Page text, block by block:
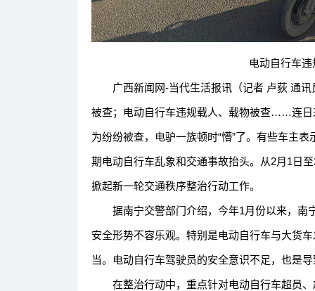
电动自行车违
广西新闻网-当代生活报讯（记者 卢荻 通讯
被查；电动自行车违规载人、载物被查……连日
为纷纷被查，电驴一族顿时“懵”了。有些车主
期电动自行车乱象和交通事故抬头。从2月1日
掀起新一轮交通秩序整治行动工作。
据南宁交警部门介绍，今年1月份以来，南
安全形势不容乐观。特别是电动自行车与大货
当。电动自行车驾驶员的安全意识不足，也是
在整治行动中，重点针对电动自行车超员、